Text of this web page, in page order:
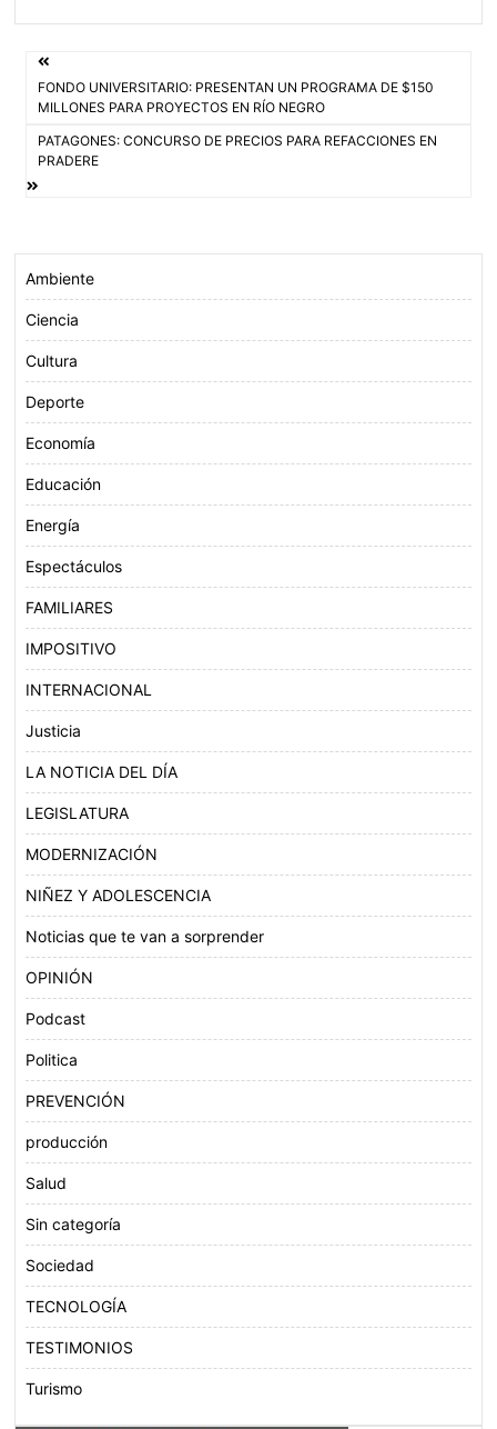
o
k
e
A
p
Navegación
de
entradas
FONDO UNIVERSITARIO: PRESENTAN UN PROGRAMA DE $150
MILLONES PARA PROYECTOS EN RÍO NEGRO
PATAGONES: CONCURSO DE PRECIOS PARA REFACCIONES EN
PRADERE
Ambiente
Ciencia
Cultura
Deporte
Economía
Educación
Energía
Espectáculos
FAMILIARES
IMPOSITIVO
INTERNACIONAL
Justicia
LA NOTICIA DEL DÍA
LEGISLATURA
MODERNIZACIÓN
NIÑEZ Y ADOLESCENCIA
Noticias que te van a sorprender
OPINIÓN
Podcast
Politica
PREVENCIÓN
producción
Salud
Sin categoría
Sociedad
TECNOLOGÍA
TESTIMONIOS
Turismo